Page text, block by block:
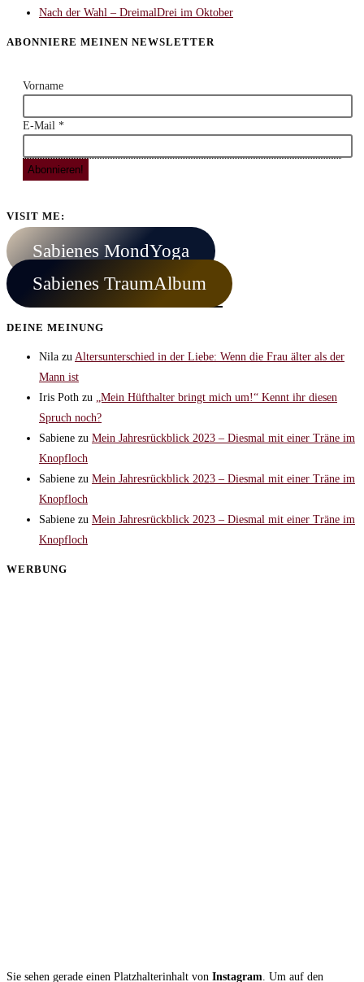
Nach der Wahl – DreimalDrei im Oktober
ABONNIERE MEINEN NEWSLETTER
Vorname
E-Mail *
VISIT ME:
Sabienes MondYoga
Sabienes TraumAlbum
DEINE MEINUNG
Nila zu Altersunterschied in der Liebe: Wenn die Frau älter als der
Mann ist
Iris Poth zu
„Mein Hüfthalter bringt mich um!“ Kennt ihr diesen
Spruch noch?
Sabiene zu Mein Jahresrückblick 2023 – Diesmal mit einer Träne im
Knopfloch
Sabiene zu Mein Jahresrückblick 2023 – Diesmal mit einer Träne im
Knopfloch
Sabiene zu Mein Jahresrückblick 2023 – Diesmal mit einer Träne im
Knopfloch
WERBUNG
Sie sehen gerade einen Platzhalterinhalt von Instagram. Um auf den